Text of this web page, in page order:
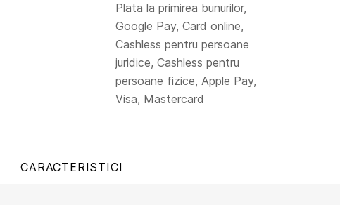
Plata la primirea bunurilor,
Google Pay, Card online,
Cashless pentru persoane
juridice, Cashless pentru
persoane fizice, Apple Pay,
Visa, Mastercard
CARACTERISTICI